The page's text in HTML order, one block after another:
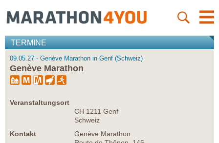
TERMINE
09.05.27 - Genève Marathon in Genf (Schweiz)
Genève Marathon
Veranstaltungsort
CH 1211 Genf
Schweiz
Kontakt
Genève Marathon